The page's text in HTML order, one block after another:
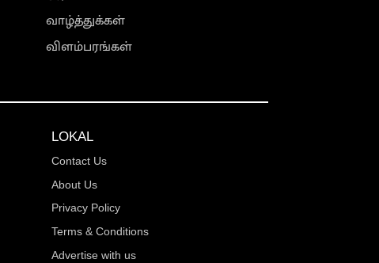
வாழ்த்துக்கள்
விளம்பரங்கள்
LOKAL
Contact Us
About Us
Privacy Policy
Terms & Conditions
Advertise with us